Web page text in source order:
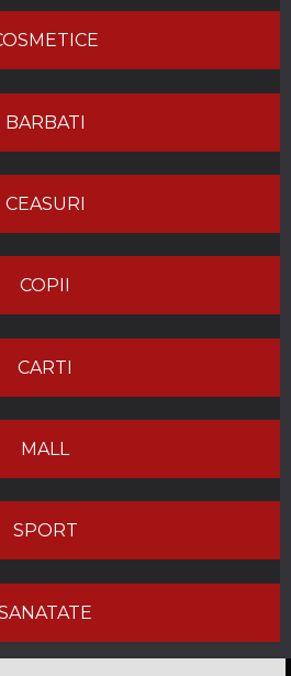
BARBATI
CEASURI
COPII
CARTI
MALL
SPORT